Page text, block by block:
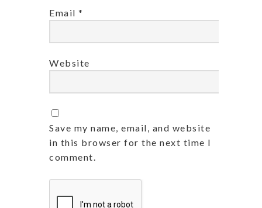
Email *
Website
Save my name, email, and website
in this browser for the next time I
comment.